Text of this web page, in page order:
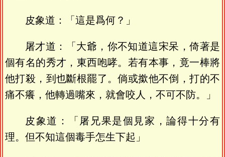
皮象道：「這是爲何？」
屠才道：「大爺，你不知道這宋呆，倚著是
個有名的秀才，東西咆哮。若有本事，竟一棒將
他打殺，到也斷根罷了。倘或撳他不倒，打的不
痛不癢，他轉過嘴來，就會咬人，不可不防。」
皮象道：「屠兄果是個見家，論得十分有
理。但不知這個毒手怎生下起」